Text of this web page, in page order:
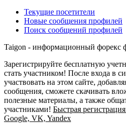
Текущие посетители
Новые сообщения профилей
Поиск сообщений профилей
Taigon - информационный форекс
Зарегистрируйте бесплатную
стать участником! После входа в
участвовать на этом сайте,
сообщения, сможете скачивать
полезные материалы, а также
участниками! Быстрая
Google, VK, Yandex